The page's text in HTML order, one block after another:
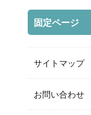
固定ページ
サイトマップ
お問い合わせ